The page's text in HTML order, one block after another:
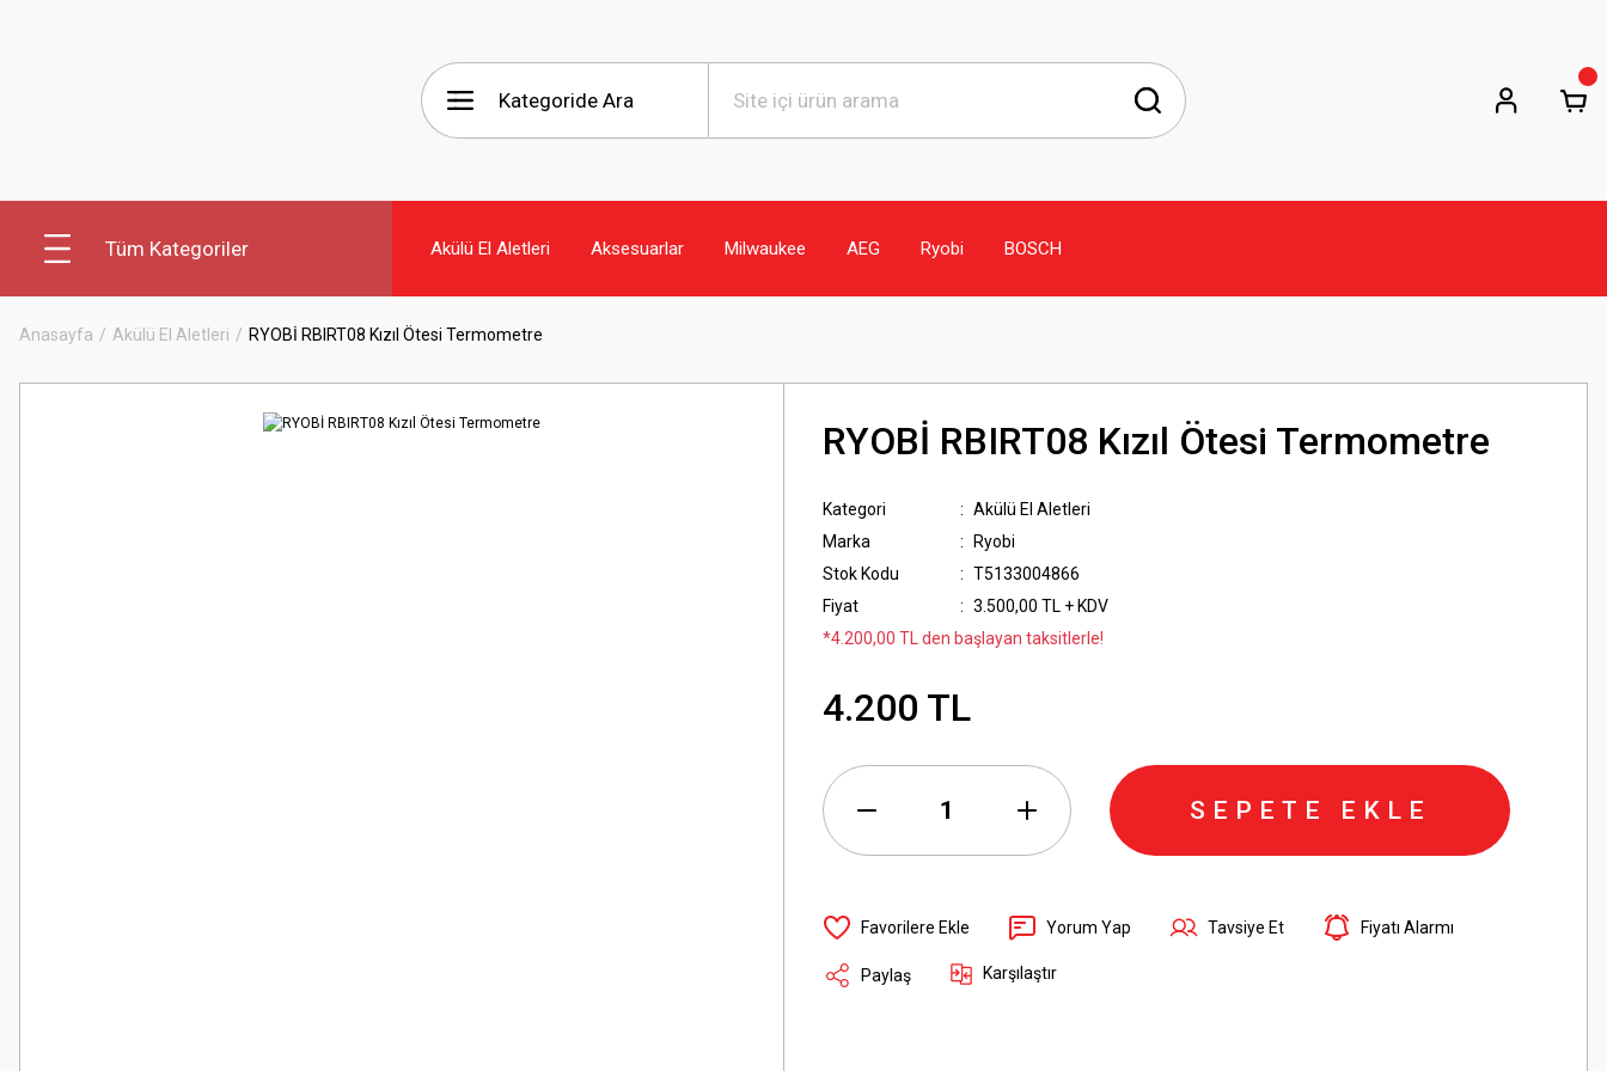
Tüm Kategoriler Akülü El Aletleri Aksesuarlar Milwaukee AEG Ryobi BOSCH
Anasayfa Akülü El Aletleri RYOBİ RBIRT08 Kızıl Ötesi Termometre
RYOBİ RBIRT08 Kızıl Ötesi Termometre
Kategori
Akülü El Aletleri
Marka
Ryobi
Stok Kodu
T5133004866
Fiyat
3.500,00 TL + KDV
*4.200,00 TL den başlayan taksitlerle!
4.200 TL
SEPETE EKLE
Yorum Yap Tavsiye Et Fiyatı Alarmı
Paylaş Karşılaştır